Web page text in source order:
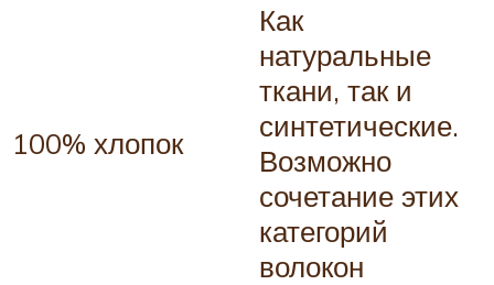
100% хлопок
Как
натуральные
ткани, так и
синтетические.
Возможно
сочетание этих
категорий
волокон